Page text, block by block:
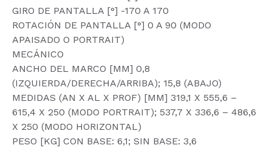
GIRO DE PANTALLA [°] -170 A 170
ROTACIÓN DE PANTALLA [°] 0 A 90 (MODO
APAISADO O PORTRAIT)
MECÁNICO
ANCHO DEL MARCO [MM] 0,8
(IZQUIERDA/DERECHA/ARRIBA); 15,8 (ABAJO)
MEDIDAS (AN X AL X PROF) [MM] 319,1 X 555,6 –
615,4 X 250 (MODO PORTRAIT); 537,7 X 336,6 – 486,6
X 250 (MODO HORIZONTAL)
PESO [KG] CON BASE: 6,1; SIN BASE: 3,6